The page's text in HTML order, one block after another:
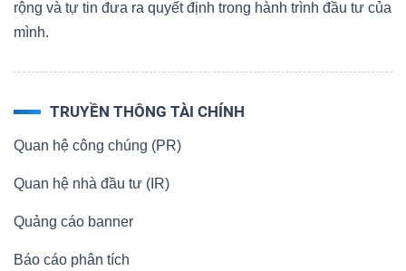
rộng và tự tin đưa ra quyết định trong hành trình đầu tư của
mình.
TRUYỀN THÔNG TÀI CHÍNH
Quan hệ công chúng (PR)
Quan hệ nhà đầu tư (IR)
Quảng cáo banner
Báo cáo phân tích